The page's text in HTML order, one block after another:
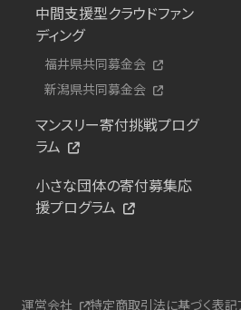
中間支援型クラウドファン
ディング
福井県共同募金会
新潟県共同募金会
マンスリー寄付挑戦プログ
ラム
小さな団体の寄付募集応
援プログラム
運営会社 特定商取引法に基づく表記